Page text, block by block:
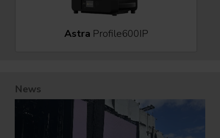
Astra Profile600IP
News